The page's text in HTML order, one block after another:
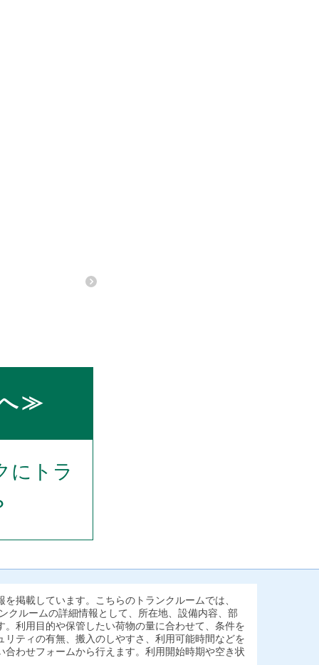
≫
にトラ
掲載しています。こちらのトランクルームでは、
クルームの詳細情報として、所在地、設備内容、部
利用目的や保管したい荷物の量に合わせて、条件を
ティの有無、搬入のしやすさ、利用可能時間などを
わせフォームから行えます。利用開始時期や空き状